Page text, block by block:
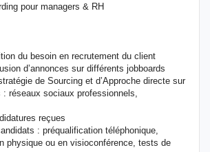
pour managers & RH
du besoin en recrutement du client
d’annonces sur différents jobboards
de Sourcing et d’Approche directe sur
réseaux sociaux professionnels,
reçues
: préqualification téléphonique,
physique ou en visioconférence, tests de